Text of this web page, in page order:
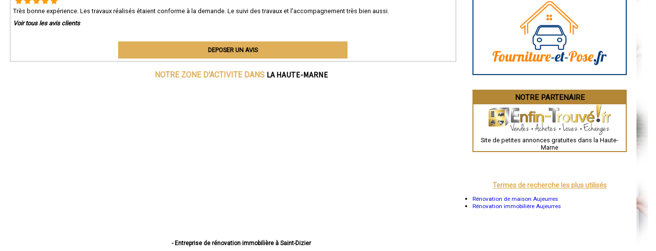
Très bonne expérience. Les travaux réalisés étaient conforme à la demande. Le suivi des travaux et l'accompagnement très bien aussi.
Voir tous les avis clients
DEPOSER UN AVIS
NOTRE ZONE D'ACTIVITE DANS LA HAUTE-MARNE
- Entreprise de rénovation immobilière à Saint-Dizier
Brive-la-Gaillarde
Guéret
Besançon
Évreux
Chartres
Nîmes
Auch
Grenoble
Mont-de-Marsan
Blois
NOTRE PARTENAIRE
Site de petites annonces gratuites dans la Haute-
Marne
Termes de recherche les plus utilisés
Rénovation de maison Aujeurres
Rénovation immobilière Aujeurres